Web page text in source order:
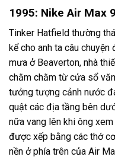
1995: Nike Air Max
Tinker Hatfield thường
kể cho anh ta câu
mưa ở Beaverton, nhà
chằm chằm từ cửa sổ
tưởng tượng cảnh nước
quật các địa tầng bên
nữa vang lên khi ông
được xếp bằng các thớ
nền ở phía trên của Air